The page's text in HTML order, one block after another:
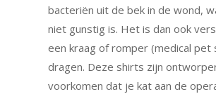
bacteriën uit de bek in de wond,
niet gunstig is. Het is dan ook
een kraag of romper (medical pet
dragen. Deze shirts zijn
voorkomen dat je kat aan de